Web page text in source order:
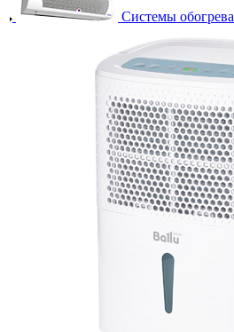
Системы обогрева